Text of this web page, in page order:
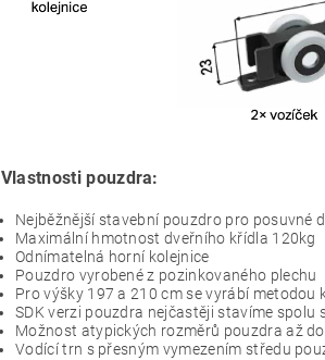
Vlastnosti pouzdra:
Nejběžnější stavební pouzdro pro posuvné
Maximální hmotnost dveřního křídla 120kg
Odnímatelná horní kolejnice
Pouzdro vyrobené z pozinkovaného plechu
Pro výšky 197 a 210 cm se vyrábí
SDK verzi pouzdra nejčastěji stavíme
Možnost atypických rozměrů pouzdra až
Vodící trn s přesným vymezením středu